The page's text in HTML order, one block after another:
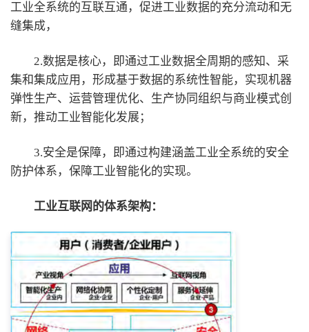
工业全系统的互联互通，促进工业数据的充分流动和无
缝集成，
2.数据是核心，即通过工业数据全周期的感知、采
集和集成应用，形成基于数据的系统性智能，实现机器
弹性生产、运营管理优化、生产协同组织与商业模式创
新，推动工业智能化发展；
3.安全是保障，即通过构建涵盖工业全系统的安全
防护体系，保障工业智能化的实现。
工业互联网的体系架构：